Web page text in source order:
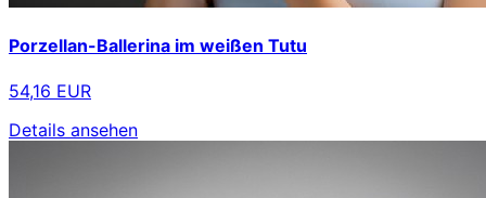
Porzellan-Ballerina im weißen Tutu
54,16 EUR
Details ansehen